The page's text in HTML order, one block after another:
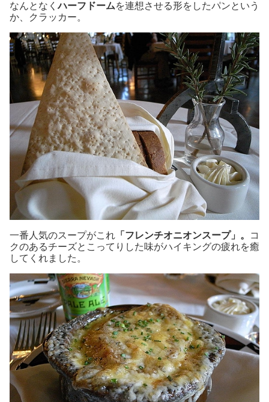
なんとなくハーフドームを連想させる形をしたパンという
か、クラッカー。
一番人気のスープがこれ 「フレンチオニオンスープ」。
コ
クのあるチーズとこってりした味がハイキングの疲れを癒
してくれました。